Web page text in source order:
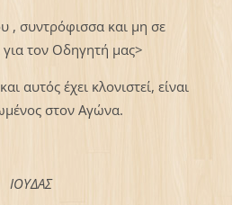
, συντρόφισσα και μη σε
τον Οδηγητή μας>
αυτός έχει κλονιστεί, είναι
στον Αγώνα.
ΙΟΥΔΑΣ